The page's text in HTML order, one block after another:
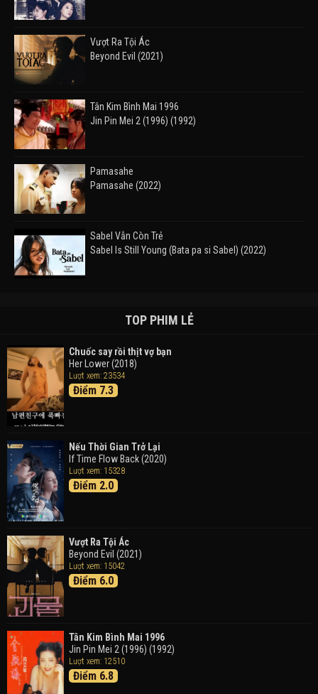
Vượt Ra Tội Ác
Beyond Evil (2021)
Tân Kim Bình Mai 1996
Jin Pin Mei 2 (1996) (1992)
Pamasahe
Pamasahe (2022)
Sabel Vẫn Còn Trẻ
Sabel Is Still Young (Bata pa si Sabel) (2022)
Takas (2024)
Thám Tử Lừng Danh Conan 26: Tàu Ngầm Sắt Màu
Đen
Detective Conan: Black Iron Submarine (2023)
Trong Tranh
Doraemon the Movie: Nobita's Art World Tales (2025)
Tháng Ngày Tươi Đẹp
TOP PHIM LẺ
Chuốc say rồi thịt vợ bạn
Her Lower (2018)
Lượt xem: 23534
Điểm 7.3
Nếu Thời Gian Trở Lại
If Time Flow Back (2020)
Lượt xem: 15328
Điểm 2.0
Vượt Ra Tội Ác
Beyond Evil (2021)
Lượt xem: 15042
Điểm 6.0
Tân Kim Bình Mai 1996
Jin Pin Mei 2 (1996) (1992)
Lượt xem: 12510
Điểm 6.8